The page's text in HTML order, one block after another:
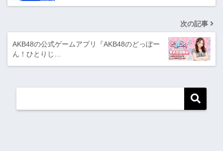
次の記事
AKB48の公式ゲームアプリ『AKB48のどっぼー
ん！ひとりじ…